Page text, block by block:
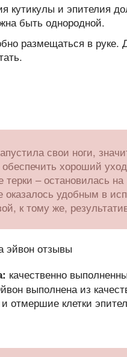
кутикулы и эпителия
быть однородной.
размещаться в
свои ноги,
хороший
терки – остановилась
оказалось удобным в
к тому же,
качественно
выполнена из
отмершие клетки